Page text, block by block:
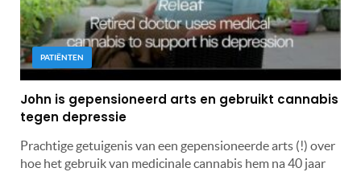
PATIËNTEN
John is gepensioneerd arts en gebruikt cannabis
tegen depressie
Prachtige getuigenis van een gepensioneerde arts (!) over
hoe het gebruik van medicinale cannabis hem na 40 jaar